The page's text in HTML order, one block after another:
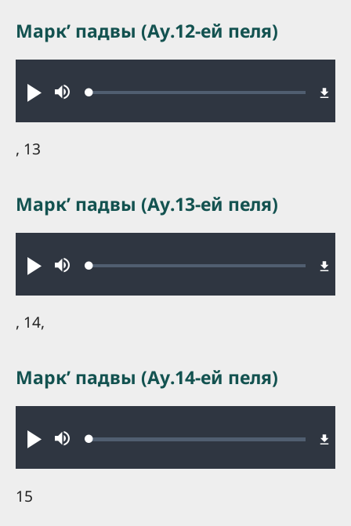
Play MuteLoaded:
Маркʼ падвы (Ау.12-ей пеля)
, 13
Play MuteLoaded:
Маркʼ падвы (Ау.13-ей пеля)
, 14,
Play MuteLoaded:
Маркʼ падвы (Ау.14-ей пеля)
15